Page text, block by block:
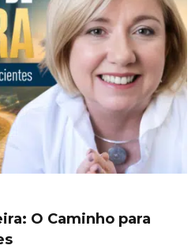
O Caminho para